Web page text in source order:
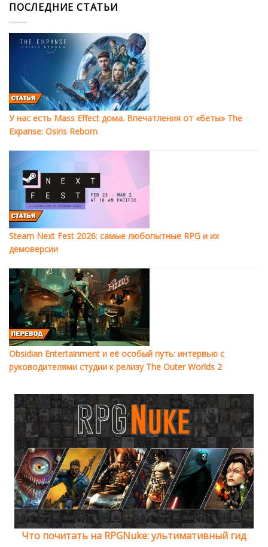
ПОСЛЕДНИЕ СТАТЬИ
У нас есть Mass Effect дома. Впечатления от «беты» The
Expanse: Osiris Reborn
Steam Next Fest 2026: самые любопытные RPG и их
демоверсии
Obsidian Entertainment и её особый путь: интервью с
руководителями студии к релизу The Outer Worlds 2
Что почитать на RPGNuke: ультимативный гид